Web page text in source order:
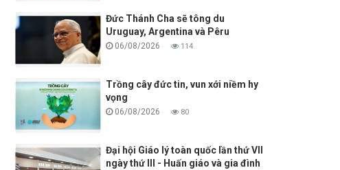
Đức Thánh Cha sẽ tông du
Uruguay, Argentina và Pêru
06/08/2026 114
Trồng cây đức tin, vun xới niềm hy
vọng
06/08/2026 80
Đại hội Giáo lý toàn quốc lần thứ VII
ngày thứ III - Huấn giáo và gia đình